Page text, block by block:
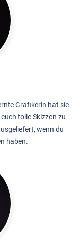
Grafikerin hat sie
tolle Skizzen zu
wenn du
haben.